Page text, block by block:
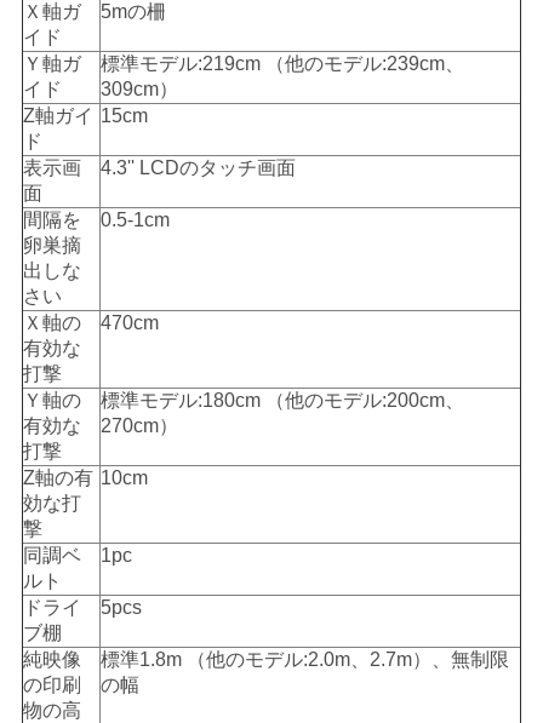
引
用
を
要
求
し
な
さ
い
地
図
PRIVACY
POLICY
Ｘ軸ガ
イド
5mの柵
Ｙ軸ガ
イド
標準モデル:219cm （他のモデル:239cm、
309cm）
Z軸ガイ
ド
15cm
表示画
面
4.3'' LCDのタッチ画面
間隔を
卵巣摘
出しな
さい
0.5-1cm
Ｘ軸の
有効な
打撃
470cm
Ｙ軸の
有効な
打撃
標準モデル:180cm （他のモデル:200cm、
270cm）
Z軸の有
効な打
撃
10cm
同調ベ
ルト
1pc
ドライ
ブ棚
5pcs
純映像
の印刷
物の高
標準1.8m （他のモデル:2.0m、2.7m）、無制限
の幅